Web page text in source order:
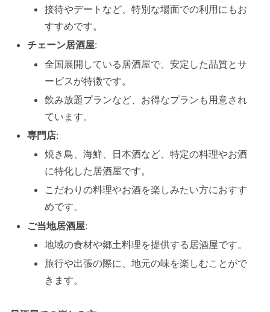
接待やデートなど、特別な場面での利用にもお
すすめです。
チェーン居酒屋:
全国展開している居酒屋で、安定した品質とサ
ービスが特徴です。
飲み放題プランなど、お得なプランも用意され
ています。
専門店:
焼き鳥、海鮮、日本酒など、特定の料理やお酒
に特化した居酒屋です。
こだわりの料理やお酒を楽しみたい方におすす
めです。
ご当地居酒屋:
地域の食材や郷土料理を提供する居酒屋です。
旅行や出張の際に、地元の味を楽しむことがで
きます。